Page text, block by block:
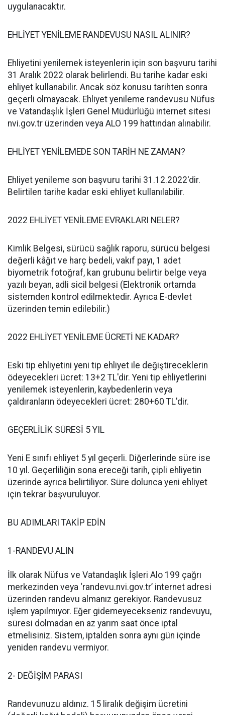
uygulanacaktır.
EHLİYET YENİLEME RANDEVUSU NASIL ALINIR?
Ehliyetini yenilemek isteyenlerin için son başvuru tarihi
31 Aralık 2022 olarak belirlendi. Bu tarihe kadar eski
ehliyet kullanabilir. Ancak söz konusu tarihten sonra
geçerli olmayacak. Ehliyet yenileme randevusu Nüfus
ve Vatandaşlık İşleri Genel Müdürlüğü internet sitesi
nvi.gov.tr üzerinden veya ALO 199 hattından alınabilir.
EHLİYET YENİLEMEDE SON TARİH NE ZAMAN?
Ehliyet yenileme son başvuru tarihi 31.12.2022'dir.
Belirtilen tarihe kadar eski ehliyet kullanılabilir.
2022 EHLİYET YENİLEME EVRAKLARI NELER?
Kimlik Belgesi, sürücü sağlık raporu, sürücü belgesi
değerli kâğıt ve harç bedeli, vakıf payı, 1 adet
biyometrik fotoğraf, kan grubunu belirtir belge veya
yazılı beyan, adli sicil belgesi (Elektronik ortamda
sistemden kontrol edilmektedir. Ayrıca E-devlet
üzerinden temin edilebilir.)
2022 EHLİYET YENİLEME ÜCRETİ NE KADAR?
Eski tip ehliyetini yeni tip ehliyet ile değiştireceklerin
ödeyecekleri ücret: 13+2 TL'dir. Yeni tip ehliyetlerini
yenilemek isteyenlerin, kaybedenlerin veya
çaldıranların ödeyecekleri ücret: 280+60 TL'dir.
GEÇERLİLİK SÜRESİ 5 YIL
Yeni E sınıfı ehliyet 5 yıl geçerli. Diğerlerinde süre ise
10 yıl. Geçerliliğin sona ereceği tarih, çipli ehliyetin
üzerinde ayrıca belirtiliyor. Süre dolunca yeni ehliyet
için tekrar başvuruluyor.
BU ADIMLARI TAKİP EDİN
1-RANDEVU ALIN
İlk olarak Nüfus ve Vatandaşlık İşleri Alo 199 çağrı
merkezinden veya ‘randevu.nvi.gov.tr’ internet adresi
üzerinden randevu almanız gerekiyor. Randevusuz
işlem yapılmıyor. Eğer gidemeyecekseniz randevuyu,
süresi dolmadan en az yarım saat önce iptal
etmelisiniz. Sistem, iptalden sonra aynı gün içinde
yeniden randevu vermiyor.
2- DEĞİŞİM PARASI
Randevunuzu aldınız. 15 liralık değişim ücretini